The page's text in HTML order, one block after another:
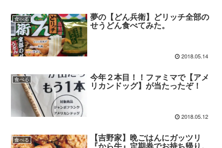
食べる 夢の【どん兵衛】どリッチ全部の
せうどん食べてみた。
2018.05.14
食べる 今年２本目！！ファミマで【アメ
リカンドッグ】が当たったぞ！
2018.05.12
食べる 【吉野家】晩ごはんにガッツリ